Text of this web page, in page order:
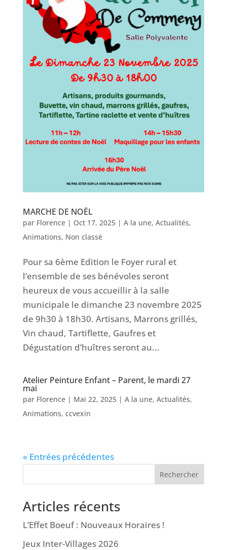
MARCHE DE NOËL
par Florence| Oct 17, 2025| A la une, Actualités,
Animations, Non classé
Pour sa 6ème Edition le Foyer rural et
l’ensemble de ses bénévoles seront
heureux de vous accueillir à la salle
municipale le dimanche 23 novembre 2025
de 9h30 à 18h30. Artisans, Marrons grillés,
Vin chaud, Tartiflette, Gaufres et
Dégustation d’huîtres seront au...
Atelier Peinture Enfant – Parent, le mardi 27
mai
par Florence| Mai 22, 2025| A la une, Actualités,
Animations, ccvexin
« Entrées précédentes
Rechercher
Articles récents
L’Effet Boeuf : Nouveaux Horaires !
Jeux Inter-Villages 2026